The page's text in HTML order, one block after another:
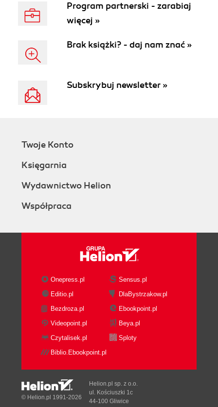
Program partnerski - zarabiaj
więcej »
Brak książki? - daj nam znać »
Subskrybuj newsletter »
Twoje Konto
Księgarnia
Wydawnictwo Helion
Współpraca
Onepress.pl
Sensus.pl
Editio.pl
DlaBystrzakow.pl
Bezdroza.pl
Ebookpoint.pl
Videopoint.pl
Beya.pl
Czytalisek.pl
Sploty
Biblio.Ebookpoint.pl
© Helion.pl 1991-2026
Helion.pl sp. z o.o.
ul. Kościuszki 1c
44-100 Gliwice